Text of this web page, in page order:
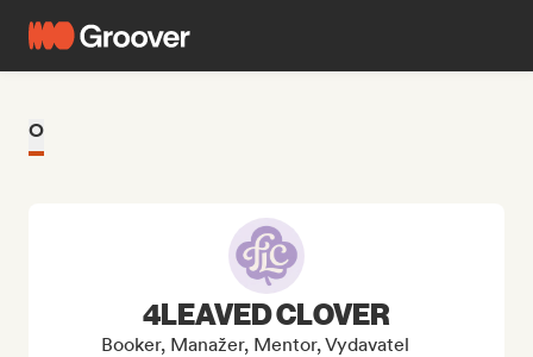
O
4LEAVED CLOVER
Booker, Manažer, Mentor, Vydavatel